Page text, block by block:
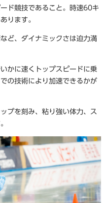
ド競技であること。時速60キ
ります。
ど、ダイナミックさは迫力満
かに速くトップスピードに乗
の技術により加速できるかが
プを刻み、粘り強い体力、ス